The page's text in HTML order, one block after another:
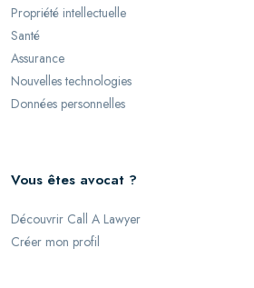
Propriété intellectuelle
Santé
Assurance
Nouvelles technologies
Données personnelles
Vous êtes avocat ?
Découvrir Call A Lawyer
Créer mon profil